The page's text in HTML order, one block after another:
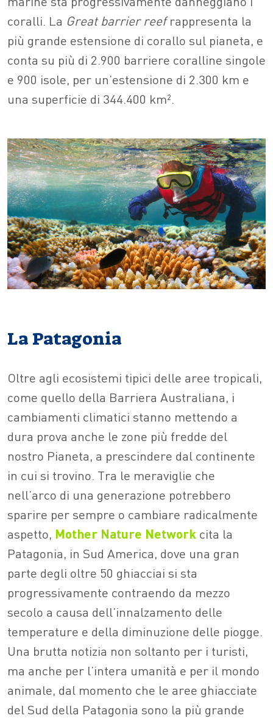
coralli. La Great barrier reefrappresenta la
più grande estensione di corallo sul pianeta, e
conta su più di 2.900 barriere coralline singole
e 900 isole, per un’estensione di 2.300 km e
una superficie di 344.400 km².
La Patagonia
Oltre agli ecosistemi tipici delle aree tropicali,
come quello della Barriera Australiana, i
cambiamenti climatici stanno mettendo a
dura prova anche le zone più fredde del
nostro Pianeta, a prescindere dal continente
in cui si trovino. Tra le meraviglie che
nell’arco di una generazione potrebbero
sparire per sempre o cambiare radicalmente
aspetto, Mother Nature Network cita la
Patagonia, in Sud America, dove una gran
parte degli oltre 50 ghiacciai si sta
progressivamente contraendo da mezzo
secolo a causa dell’innalzamento delle
temperature e della diminuzione delle piogge.
Una brutta notizia non soltanto per i turisti,
ma anche per l’intera umanità e per il mondo
animale, dal momento che le aree ghiacciate
del Sud della Patagonia sono la più grande